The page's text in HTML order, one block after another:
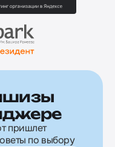
пришлет
по выбору